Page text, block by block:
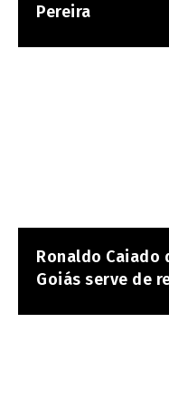
Pereira
Ronaldo Caiado
Goiás serve de